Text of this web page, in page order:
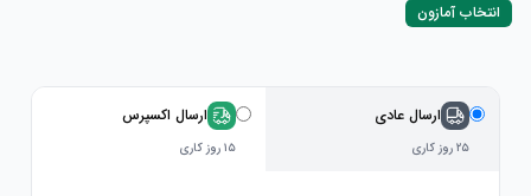
انتخاب آمازون
ارسال عادی
۲۵ روز کاری
ارسال اکسپرس
۱۵ روز کاری